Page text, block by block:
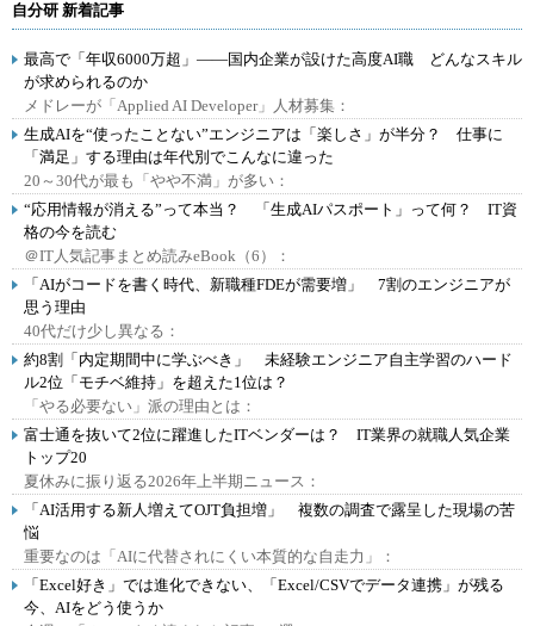
自分研 新着記事
最高で「年収6000万超」――国内企業が設けた高度AI職 どんなスキル
が求められるのか
メドレーが「Applied AI Developer」人材募集：
生成AIを“使ったことない”エンジニアは「楽しさ」が半分？ 仕事に
「満足」する理由は年代別でこんなに違った
20～30代が最も「やや不満」が多い：
“応用情報が消える”って本当？ 「生成AIパスポート」って何？ IT資
格の今を読む
＠IT人気記事まとめ読みeBook（6）：
「AIがコードを書く時代、新職種FDEが需要増」 7割のエンジニアが
思う理由
40代だけ少し異なる：
約8割「内定期間中に学ぶべき」 未経験エンジニア自主学習のハード
ル2位「モチベ維持」を超えた1位は？
「やる必要ない」派の理由とは：
富士通を抜いて2位に躍進したITベンダーは？ IT業界の就職人気企業
トップ20
夏休みに振り返る2026年上半期ニュース：
「AI活用する新人増えてOJT負担増」 複数の調査で露呈した現場の苦
悩
重要なのは「AIに代替されにくい本質的な自走力」：
「Excel好き」では進化できない、「Excel/CSVでデータ連携」が残る
今、AIをどう使うか